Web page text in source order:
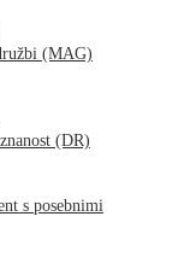
(MAG)
(DR)
s posebnimi